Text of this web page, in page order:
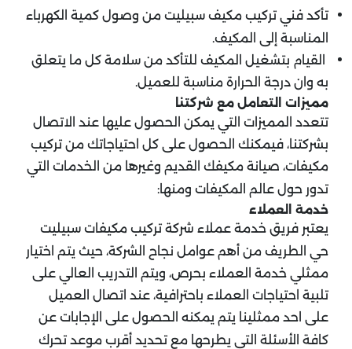
تأكد فني تركيب مكيف سبيليت من وصول كمية الكهرباء
المناسبة إلى المكيف.
القيام بتشغيل المكيف للتأكد من سلامة كل ما يتعلق
به وان درجة الحرارة مناسبة للعميل.
مميزات التعامل مع شركتنا
تتعدد المميزات التي يمكن الحصول عليها عند الاتصال
بشركتنا، فيمكنك الحصول على كل احتياجاتك من تركيب
مكيفات، صيانة مكيفك القديم وغيرها من الخدمات التي
تدور حول عالم المكيفات ومنها:
خدمة العملاء
يعتبر فريق خدمة عملاء شركة تركيب مكيفات سبيليت
حي الطريف من أهم عوامل نجاح الشركة، حيث يتم اختيار
ممثلي خدمة العملاء بحرص، ويتم التدريب العالي على
تلبية احتياجات العملاء باحترافية، عند اتصال العميل
على احد ممثلينا يتم يمكنه الحصول على الإجابات عن
كافة الأسئلة التي يطرحها مع تحديد أقرب موعد تحرك